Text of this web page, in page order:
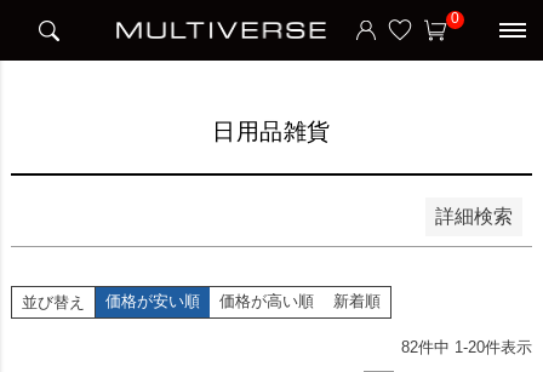
0
日用品雑貨
詳細検索
並び順
新着順
並び替え 価格が安い順 価格が高い順 新着順
82件中 1-20件表示